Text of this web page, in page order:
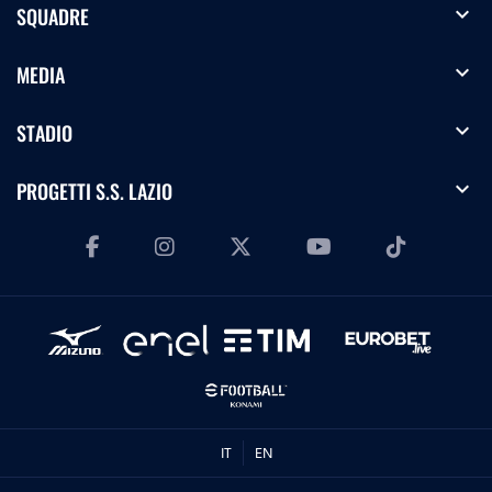
SQUADRE expand_more
MEDIA expand_more
STADIO expand_more
PROGETTI S.S. LAZIO expand_more
IT EN